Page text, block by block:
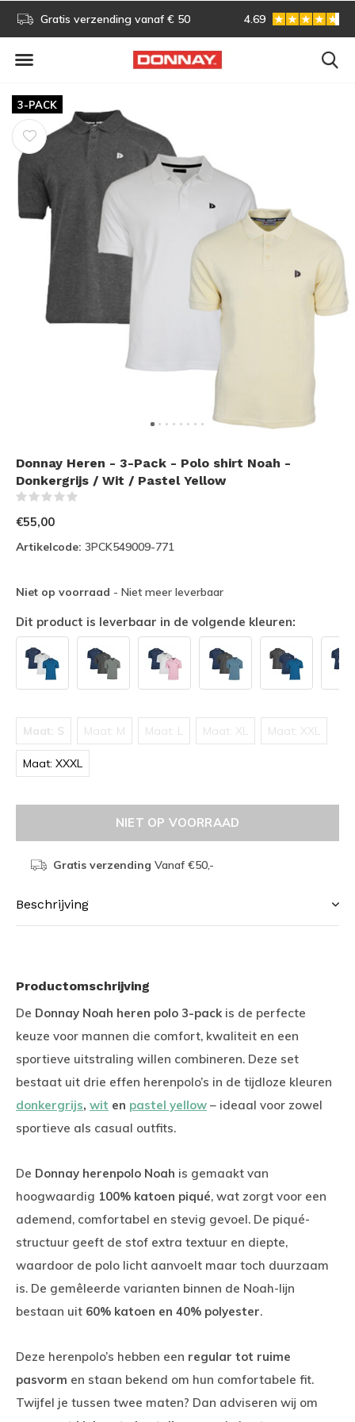
Gratis verzending vanaf € 50 Gratis omruilen
4.69
3-PACK
Donnay Heren - 3-Pack - Polo shirt Noah -
Donkergrijs / Wit / Pastel Yellow
€55,00
Artikelcode: 3PCK549009-771
Niet op voorraad - Niet meer leverbaar
Dit product is leverbaar in de volgende kleuren:
Maat: S Maat: M Maat: L Maat: XL Maat: XXL
Maat: XXXL
NIET OP VOORRAAD
Gratis verzending Vanaf €50,-
Beschrijving
Productomschrijving
De Donnay Noah heren polo 3-packis de perfecte
keuze voor mannen die comfort, kwaliteit en een
sportieve uitstraling willen combineren. Deze set
bestaat uit drie effen herenpolo’s in de tijdloze kleuren
donkergrijs, wit en pastel yellow – ideaal voor zowel
sportieve als casual outfits.
De Donnay herenpolo Noah is gemaakt van
hoogwaardig 100% katoen piqué, wat zorgt voor een
ademend, comfortabel en stevig gevoel. De piqué-
structuur geeft de stof extra textuur en diepte,
waardoor de polo licht aanvoelt maar toch duurzaam
is. De gemêleerde varianten binnen de Noah-lijn
bestaan uit 60% katoen en 40% polyester.
Deze herenpolo’s hebben een regular tot ruime
pasvorm en staan bekend om hun comfortabele fit.
Twijfel je tussen twee maten? Dan adviseren wij om